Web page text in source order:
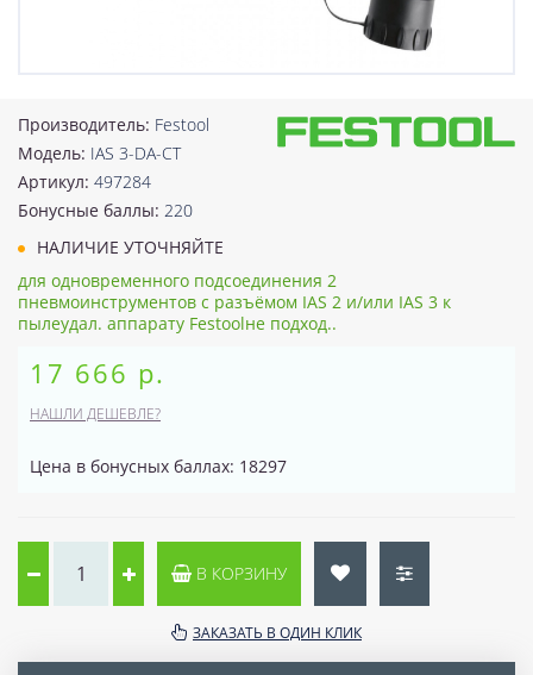
Производитель: Festool
Модель: IAS 3-DA-CT
Артикул: 497284
Бонусные баллы: 220
НАЛИЧИЕ УТОЧНЯЙТЕ
для одновременного подсоединения 2
пневмоинструментов с разъёмом IAS 2 и/или IAS 3 к
пылеудал. аппарату Festoolне подход..
17 666 р.
НАШЛИ ДЕШЕВЛЕ?
Цена в бонусных баллах: 18297
В КОРЗИНУ
ЗАКАЗАТЬ В ОДИН КЛИК